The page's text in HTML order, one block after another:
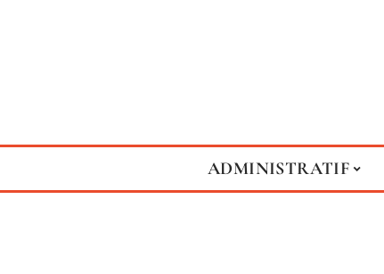
ADMINISTRATIF